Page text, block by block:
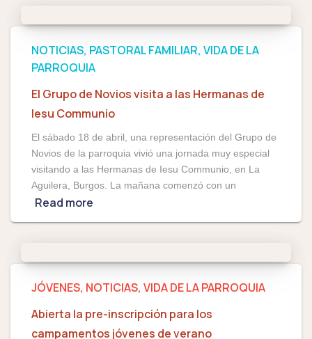
NOTICIAS PASTORAL FAMILIAR VIDA DE LA
PARROQUIA
El Grupo de Novios visita a las Hermanas de
Iesu Communio
El sábado 18 de abril, una representación del Grupo de
Novios de la parroquia vivió una jornada muy especial
visitando a las Hermanas de Iesu Communio, en La
Aguilera, Burgos. La mañana comenzó con un
Read more
JÓVENES NOTICIAS VIDA DE LA PARROQUIA
Abierta la pre-inscripción para los
campamentos jóvenes de verano